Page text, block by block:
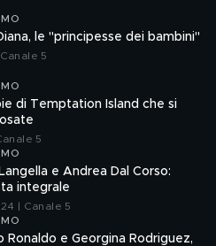
le "principesse dei bambini"
5
di Temptation Island che si
5
e Andrea Dal Corso:
integrale
| Canale 5
Ronaldo e Georgina Rodriguez,